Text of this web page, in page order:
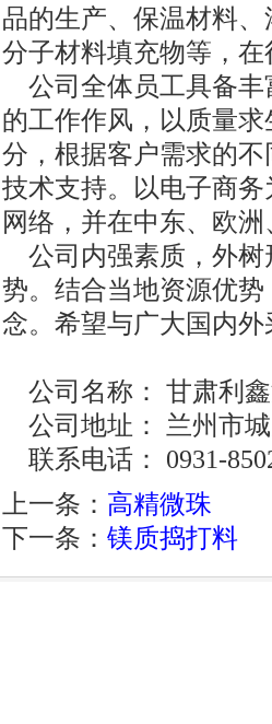
品的生产、保温材料
分子材料填充物等，
公司全体员工具备丰
的工作作风，以质量
分，根据客户需求的
技术支持。以电子商
网络，并在中东、欧
公司内强素质，外树
势。结合当地资源优
念。希望与广大国内
公司名称： 甘肃利
公司地址： 兰州市
联系电话： 0931-
上一条： 高精微珠
下一条： 镁质捣打料